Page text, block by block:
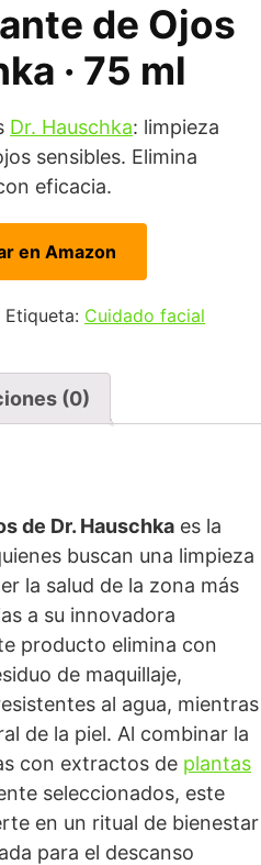
de Ojos
· 75 ml
Dr. Hauschka: limpieza
sensibles. Elimina
eficacia.
en Amazon
Etiqueta: Cuidado facial
(0)
de Dr. Hauschka es la
buscan una limpieza
la salud de la zona más
a su innovadora
producto elimina con
de maquillaje,
al agua, mientras
de la piel. Al combinar la
con extractos de plantas
seleccionados, este
en un ritual de bienestar
para el descanso